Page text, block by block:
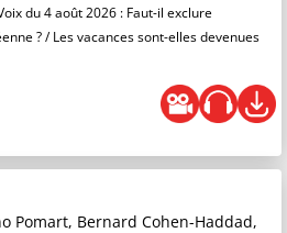
du 4 août 2026 : Faut-il exclure
? / Les vacances sont-elles devenues
Pomart, Bernard Cohen-Haddad,